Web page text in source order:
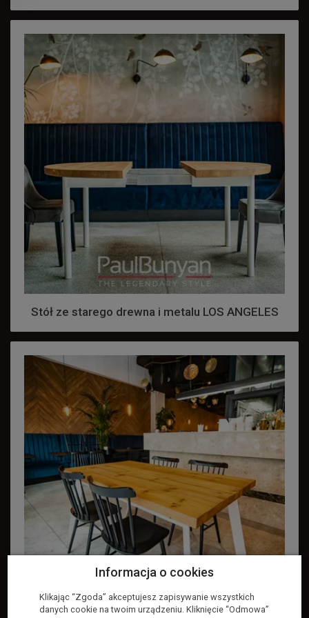
Stół ze starego drewna i metalu LOS ANGELES
Informacja o cookies
Klikając “Zgoda” akceptujesz zapisywanie wszystkich
danych cookie na twoim urządzeniu. Kliknięcie “Odmowa”